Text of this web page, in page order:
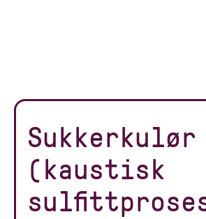
Sukkerkulør
(kaustisk